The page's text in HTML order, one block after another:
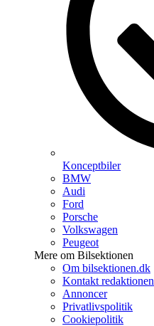
Konceptbiler
BMW
Audi
Ford
Porsche
Volkswagen
Peugeot
Mere om Bilsektionen
Om bilsektionen.dk
Kontakt redaktionen
Annoncer
Privatlivspolitik
Cookiepolitik